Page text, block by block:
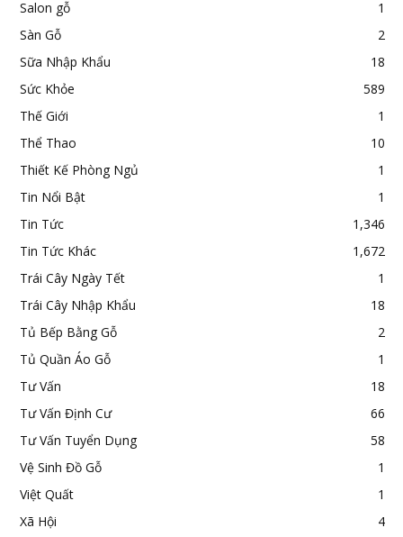
Salon gỗ
1
Sàn Gỗ
2
Sữa Nhập Khẩu
18
Sức Khỏe
589
Thế Giới
1
Thể Thao
10
Thiết Kế Phòng Ngủ
1
Tin Nổi Bật
1
Tin Tức
1,346
Tin Tức Khác
1,672
Trái Cây Ngày Tết
1
Trái Cây Nhập Khẩu
18
Tủ Bếp Bằng Gỗ
2
Tủ Quần Áo Gỗ
1
Tư Vấn
18
Tư Vấn Định Cư
66
Tư Vấn Tuyển Dụng
58
Vệ Sinh Đồ Gỗ
1
Việt Quất
1
Xã Hội
4